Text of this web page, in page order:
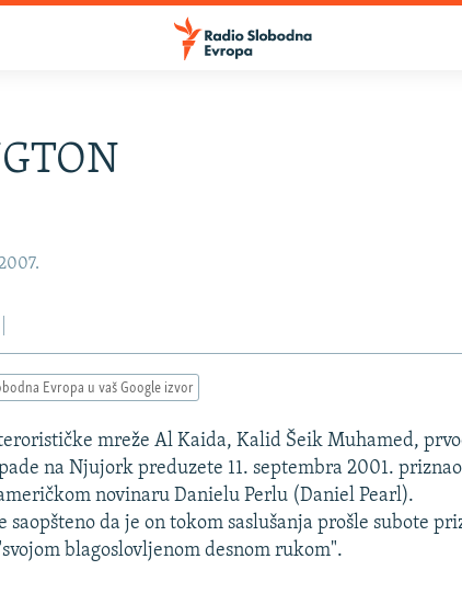
Evropa u vaš Google izvor
terorističke mreže Al Kaida, Kalid Šeik Muhamed,
na Njujork preduzete 11. septembra 2001.
novinaru Danielu Perlu (Daniel Pearl).
saopšteno da je on tokom saslušanja prošle subote
blagoslovljenom desnom rukom".